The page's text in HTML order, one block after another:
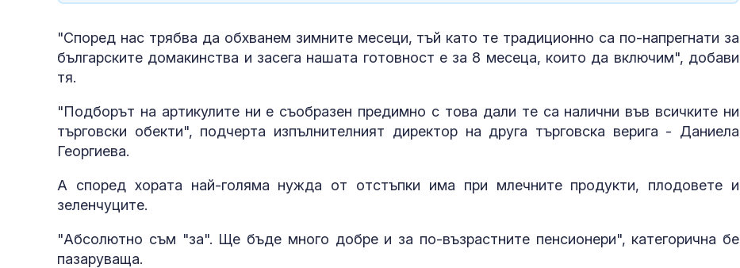
"Според нас трябва да обхванем зимните месеци, тъй като те традиционно са по-напрегнати за
българските домакинства и засега нашата готовност е за 8 месеца, които да включим", добави
тя.
"Подборът на артикулите ни е съобразен предимно с това дали те са налични във всичките ни
търговски обекти", подчерта изпълнителният директор на друга търговска верига - Даниела
Георгиева.
А според хората най-голяма нужда от отстъпки има при млечните продукти, плодовете и
зеленчуците.
"Абсолютно съм "за". Ще бъде много добре и за по-възрастните пенсионери", категорична бе
пазаруваща.